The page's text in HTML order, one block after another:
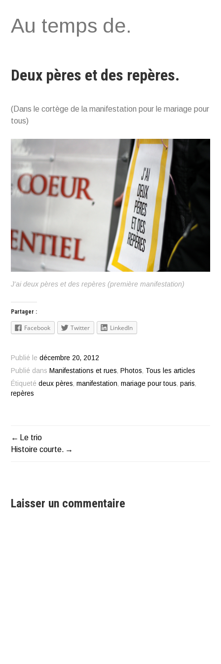
au
Au temps de.
Deux pères et des repères.
(Dans le cortège de la manifestation pour le mariage pour
tous)
J’ai deux pères et des repères (première manifestation)
Partager :
Facebook Twitter LinkedIn
Publié ledécembre 20, 2012
Publié dans Manifestations et rues, Photos, Tous les articles
Étiquetédeux pères,manifestation,mariage pour tous,paris,
repères
Navigation
Le trio
Histoire courte.
Laisser un commentaire